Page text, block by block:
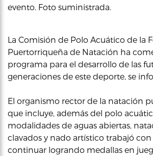
evento. Foto suministrada.
La Comisión de Polo Acuático de la
Puertorriqueña de Natación ha
programa para el desarrollo de las
generaciones de este deporte, se
El organismo rector de la natación
que incluye, además del polo
modalidades de aguas abiertas,
clavados y nado artístico trabajó
continuar logrando medallas en